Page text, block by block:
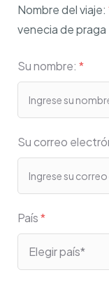
Nombre del viaje:
venecia de praga
Su nombre: *
Su correo
País*